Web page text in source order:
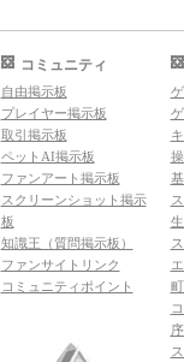
コミュニティ
自由掲示板
プレイヤー掲示板
取引掲示板
ペットAI掲示板
ファンアート掲示板
スクリーンショット掲示
板
知識王（質問掲示板）
ファンサイトリンク
コミュニティポイント